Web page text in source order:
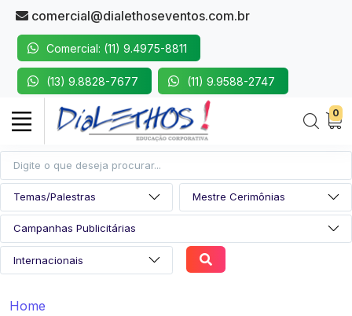
comercial@dialethoseventos.com.br
Comercial: (11) 9.4975-8811
(13) 9.8828-7677 (11) 9.9588-2747
0
Home